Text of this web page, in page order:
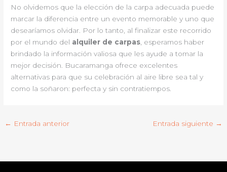
No olvidemos que la elección de la carpa adecuada puede
marcar la diferencia entre un evento memorable y uno que
desearíamos olvidar. Por lo tanto, al finalizar este recorrido
por el mundo del alquiler de carpas, esperamos haber
brindado la información valiosa que les ayude a tomar la
mejor decisión. Bucaramanga ofrece excelentes
alternativas para que su celebración al aire libre sea tal y
como la soñaron: perfecta y sin contratiempos.
← Entrada anterior Entrada siguiente →